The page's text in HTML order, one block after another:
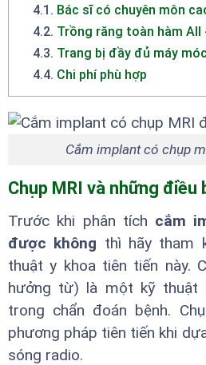
4.1 . Bác sĩ có chuyên môn
4.2. Trồng răng toàn hàm All
4.3. Trang bị đầy đủ máy
4.4. Chi phí phù hợp
Cắm implant có chụp
Chụp MRI và những điều
Trước khi phân tích cắm
được không thì hãy tham
thuật y khoa tiên tiến này.
hưởng từ) là một kỹ thuật
trong chẩn đoán bệnh.
phương pháp tiên tiến khi
sóng radio.